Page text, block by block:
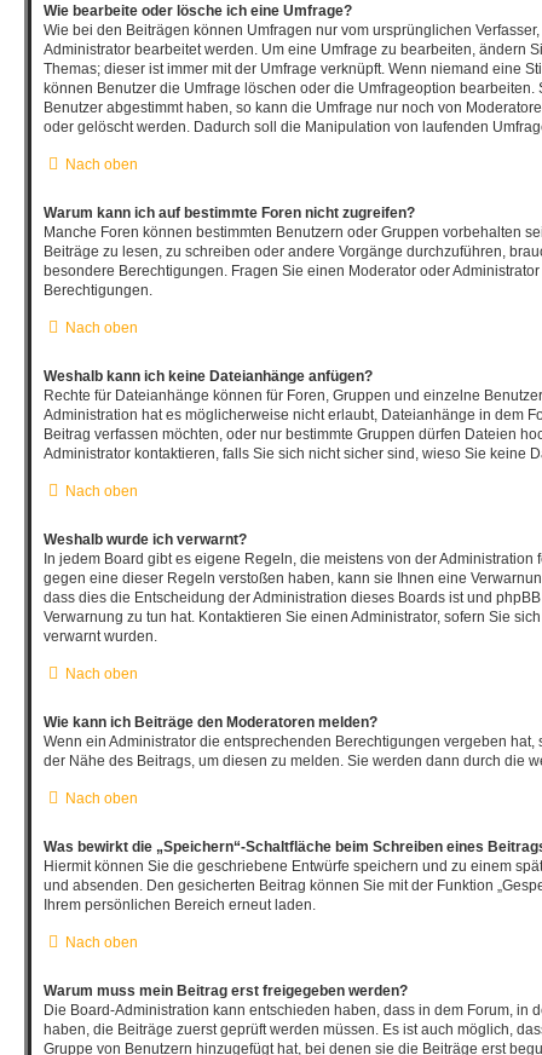
Wie bearbeite oder lösche ich eine Umfrage?
Wie bei den Beiträgen können Umfragen nur vom ursprünglichen
Administrator bearbeitet werden. Um eine Umfrage zu bearbeiten, ändern
Themas; dieser ist immer mit der Umfrage verknüpft. Wenn niemand eine
können Benutzer die Umfrage löschen oder die Umfrageoption
Benutzer abgestimmt haben, so kann die Umfrage nur noch von
oder gelöscht werden. Dadurch soll die Manipulation von laufenden
Nach oben
Warum kann ich auf bestimmte Foren nicht zugreifen?
Manche Foren können bestimmten Benutzern oder Gruppen vorbehalten
Beiträge zu lesen, zu schreiben oder andere Vorgänge durchzuführen,
besondere Berechtigungen. Fragen Sie einen Moderator oder
Berechtigungen.
Nach oben
Weshalb kann ich keine Dateianhänge anfügen?
Rechte für Dateianhänge können für Foren, Gruppen und einzelne
Administration hat es möglicherweise nicht erlaubt, Dateianhänge in dem
Beitrag verfassen möchten, oder nur bestimmte Gruppen dürfen Dateien
Administrator kontaktieren, falls Sie sich nicht sicher sind, wieso Sie keine
Nach oben
Weshalb wurde ich verwarnt?
In jedem Board gibt es eigene Regeln, die meistens von der Administration
gegen eine dieser Regeln verstoßen haben, kann sie Ihnen eine
dass dies die Entscheidung der Administration dieses Boards ist und
Verwarnung zu tun hat. Kontaktieren Sie einen Administrator, sofern Sie
verwarnt wurden.
Nach oben
Wie kann ich Beiträge den Moderatoren melden?
Wenn ein Administrator die entsprechenden Berechtigungen vergeben
der Nähe des Beitrags, um diesen zu melden. Sie werden dann durch die
Nach oben
Was bewirkt die „Speichern“-Schaltfläche beim Schreiben eines
Hiermit können Sie die geschriebene Entwürfe speichern und zu einem
und absenden. Den gesicherten Beitrag können Sie mit der Funktion
Ihrem persönlichen Bereich erneut laden.
Nach oben
Warum muss mein Beitrag erst freigegeben werden?
Die Board-Administration kann entschieden haben, dass in dem Forum, in
haben, die Beiträge zuerst geprüft werden müssen. Es ist auch möglich,
Gruppe von Benutzern hinzugefügt hat, bei denen sie die Beiträge erst